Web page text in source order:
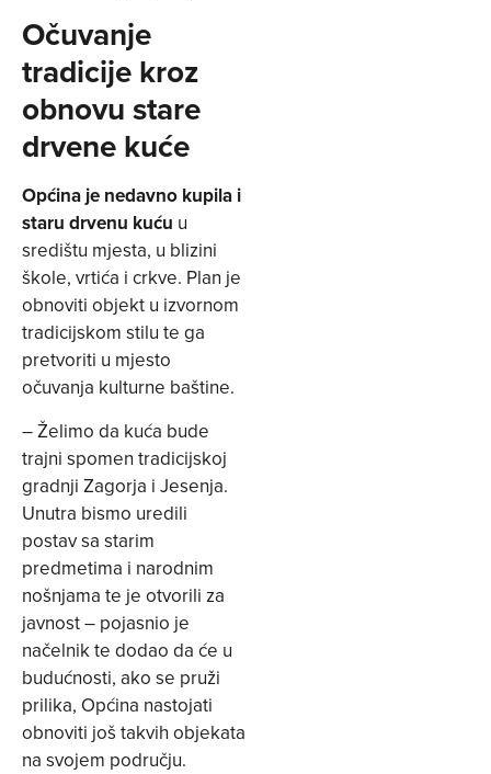
Očuvanje
tradicije kroz
obnovu stare
drvene kuće
Općina je nedavno kupila i
staru drvenu kuću u
središtu mjesta, u blizini
škole, vrtića i crkve. Plan je
obnoviti objekt u izvornom
tradicijskom stilu te ga
pretvoriti u mjesto
očuvanja kulturne baštine.
– Želimo da kuća bude
trajni spomen tradicijskoj
gradnji Zagorja i Jesenja.
Unutra bismo uredili
postav sa starim
predmetima i narodnim
nošnjama te je otvorili za
javnost – pojasnio je
načelnik te dodao da će u
budućnosti, ako se pruži
prilika, Općina nastojati
obnoviti još takvih objekata
na svojem području.